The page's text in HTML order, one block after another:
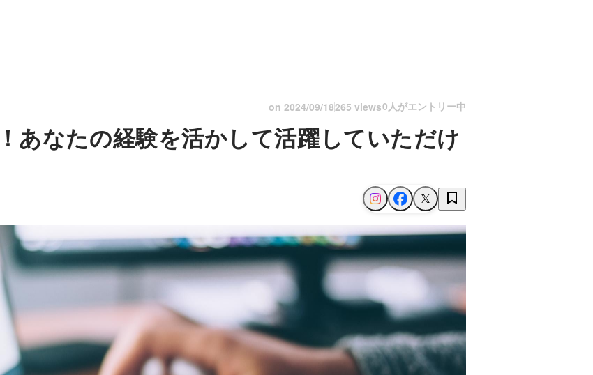
on 2024/09/18265 views0人がエントリー中
あなたの経験を活かして活躍していただけ